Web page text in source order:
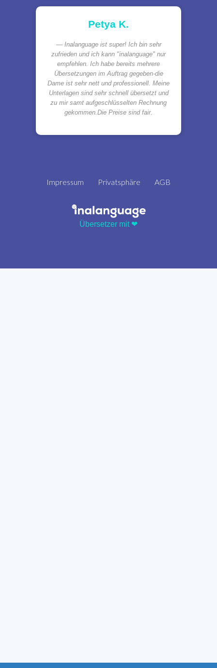
Petya K.
Inalanguage ist super! Ich bin sehr
zufrieden und ich kann "inalanguage" nur
empfehlen. Ich habe bereits mehrere
Übersetzungen im Auftrag gegeben-die
Dame ist sehr nett und professionell. Meine
Unterlagen sind sehr schnell übersetzt und
zu mir samt aufgeschlüsselten Rechnung
gekommen.Die Preise sind fair.
Impressum Privatsphäre AGB
Übersetzer mit ❤